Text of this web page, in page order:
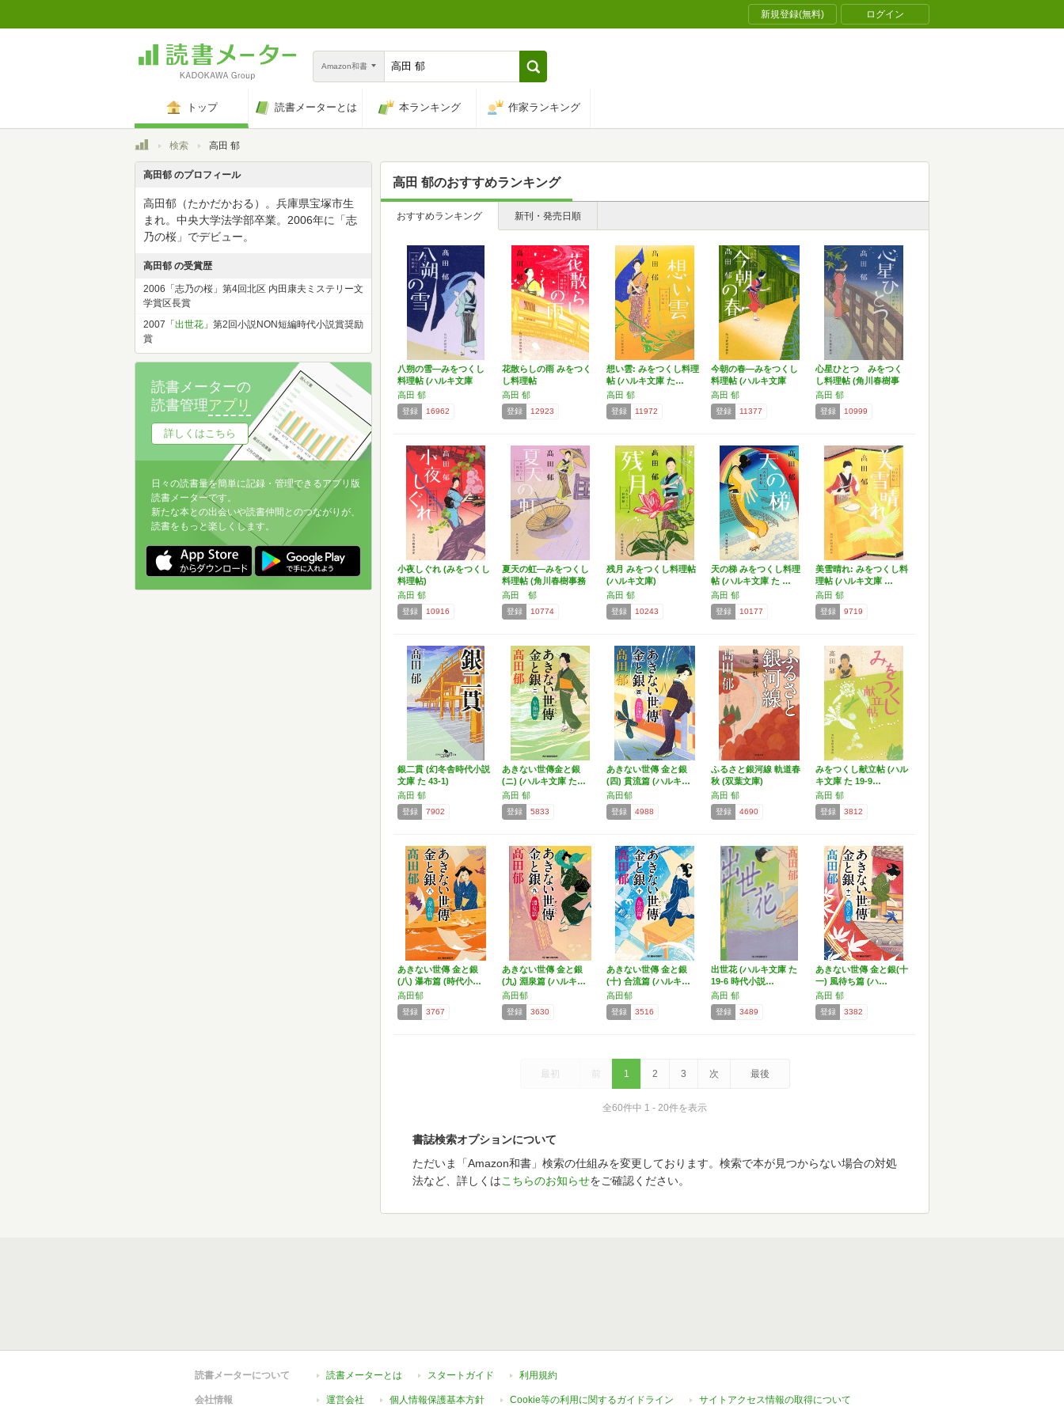
新規登録(無料) ログイン
Amazon和書
トップ 読書メーターとは 本ランキング 作家ランキング
トップ検索 高田 郁
高田 郁のおすすめランキング
おすすめランキング 新刊・発売日順
八朔の雪―みをつくし
料理帖 (ハルキ文庫
た…
高田 郁
登録 16962
花散らしの雨 みをつく
し料理帖
高田 郁
登録 12923
想い雲: みをつくし料理
帖 (ハルキ文庫 た…
高田 郁
登録 11972
今朝の春―みをつくし
料理帖 (ハルキ文庫
た…
高田 郁
登録 11377
心星ひとつ みをつく
し料理帖 (角川春樹事
務…
高田 郁
登録 10999
小夜しぐれ (みをつくし
料理帖)
高田 郁
登録 10916
夏天の虹―みをつくし
料理帖 (角川春樹事務
所…
高田 郁
登録 10774
残月 みをつくし料理帖
(ハルキ文庫)
高田 郁
登録 10243
天の梯 みをつくし料理
帖 (ハルキ文庫 た …
高田 郁
登録 10177
美雪晴れ: みをつくし料
理帖 (ハルキ文庫 …
高田 郁
登録 9719
銀二貫 (幻冬舎時代小説
文庫 た 43-1)
高田 郁
登録 7902
あきない世傳金と銀
(ニ) (ハルキ文庫 た…
高田 郁
登録 5833
あきない世傳 金と銀
(四) 貫流篇 (ハルキ…
高田郁
登録 4988
ふるさと銀河線 軌道春
秋 (双葉文庫)
高田 郁
登録 4690
みをつくし献立帖 (ハル
キ文庫 た 19-9…
高田 郁
登録 3812
あきない世傳 金と銀
(八) 瀑布篇 (時代小…
高田郁
登録 3767
あきない世傳 金と銀
(九) 淵泉篇 (ハルキ…
高田郁
登録 3630
あきない世傳 金と銀
(十) 合流篇 (ハルキ…
高田郁
登録 3516
出世花 (ハルキ文庫 た
19-6 時代小説…
高田 郁
登録 3489
あきない世傳 金と銀(十
一) 風待ち篇 (ハ…
高田 郁
登録 3382
最初 前 1 2 3 次 最後
全60件中 1 - 20件を表示
書誌検索オプションについて
ただいま「Amazon和書」検索の仕組みを変更しております。検索で本が見つからない場合の対処
法など、詳しくはこちらのお知らせをご確認ください。
高田郁 のプロフィール
高田郁（たかだかおる）。兵庫県宝塚市生
まれ。中央大学法学部卒業。2006年に「志
乃の桜」でデビュー。
高田郁 の受賞歴
2006「志乃の桜」第4回北区 内田康夫ミステリー文
学賞区長賞
2007「 出世花 」第2回小説NON短編時代小説賞奨励
賞
読書メーターの
読書管理アプリ
詳しくはこちら
日々の読書量を簡単に記録・管理できるアプリ版
読書メーターです。
新たな本との出会いや読書仲間とのつながりが、
読書をもっと楽しくします。
読書メーターについて 読書メーターとは スタートガイド 利用規約
会社情報 運営会社 個人情報保護基本方針 Cookie等の利用に関するガイドライン サイトアクセス情報の取得について